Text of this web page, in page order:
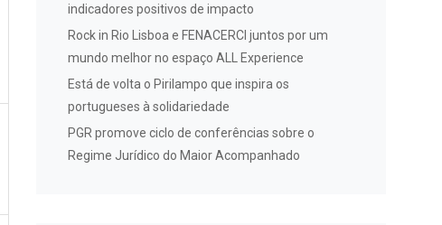
indicadores positivos de impacto
Rock in Rio Lisboa e FENACERCI juntos por um
mundo melhor no espaço ALL Experience
Está de volta o Pirilampo que inspira os
portugueses à solidariedade
PGR promove ciclo de conferências sobre o
Regime Jurídico do Maior Acompanhado